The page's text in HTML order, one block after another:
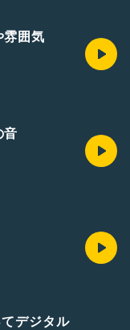
囲気
デジタル